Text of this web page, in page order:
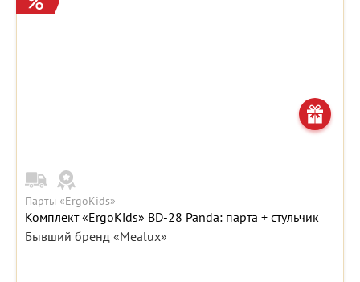
Парты «ErgoKids»
Комплект «ErgoKids» BD-28 Panda: парта + стульчик
Бывший бренд «Mealux»